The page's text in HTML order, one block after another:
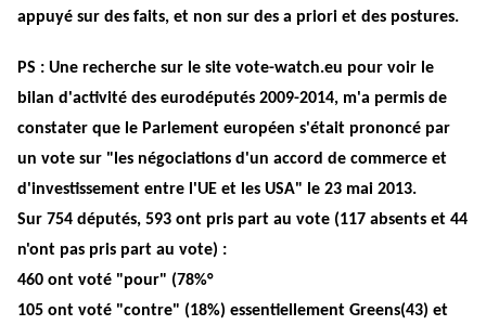
appuyé sur des faits, et non sur des a priori et des postures.
PS : Une recherche sur le site vote-watch.eu pour voir le
bilan d'activité des eurodéputés 2009-2014, m'a permis de
constater que le Parlement européen s'était prononcé par
un vote sur "les négociations d'un accord de commerce et
d'investissement entre l'UE et les USA" le 23 mai 2013.
Sur 754 députés, 593 ont pris part au vote (117 absents et 44
n'ont pas pris part au vote) :
460 ont voté "pour" (78%°
105 ont voté "contre" (18%) essentiellement Greens(43) et